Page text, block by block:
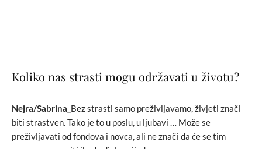
Koliko nas strasti mogu održavati u životu?
Nejra/Sabrina_ Bez strasti samo preživljavamo, živjeti znači
biti strastven. Tako je to u poslu, u ljubavi … Može se
preživljavati od fondova i novca, ali ne znači da će se tim